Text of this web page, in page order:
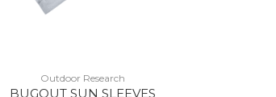
Outdoor Research
BUGOUT SUN SLEEVES